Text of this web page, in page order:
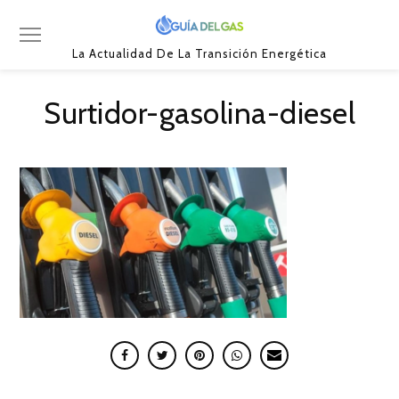
La Actualidad De La Transición Energética
Surtidor-gasolina-diesel